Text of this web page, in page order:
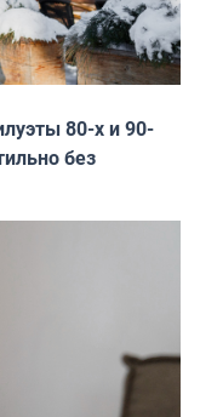
80-х и 90-
без